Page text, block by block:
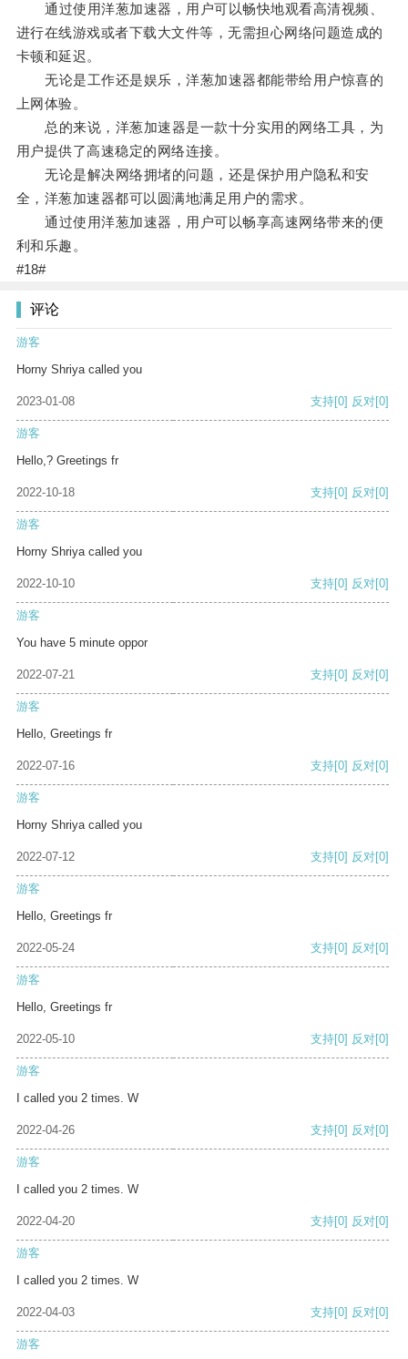
通过使用洋葱加速器，用户可以畅快地观看高清视频、
进行在线游戏或者下载大文件等，无需担心网络问题造成的
卡顿和延迟。
无论是工作还是娱乐，洋葱加速器都能带给用户惊喜的
上网体验。
总的来说，洋葱加速器是一款十分实用的网络工具，为
用户提供了高速稳定的网络连接。
无论是解决网络拥堵的问题，还是保护用户隐私和安
全，洋葱加速器都可以圆满地满足用户的需求。
通过使用洋葱加速器，用户可以畅享高速网络带来的便
利和乐趣。
#18#
评论
游客
Horny Shriya called you
2023-01-08 支持[0] 反对[0]
游客
Hello,? Greetings fr
2022-10-18 支持[0] 反对[0]
游客
Horny Shriya called you
2022-10-10 支持[0] 反对[0]
游客
You have 5 minute oppor
2022-07-21 支持[0] 反对[0]
游客
Hello, Greetings fr
2022-07-16 支持[0] 反对[0]
游客
Horny Shriya called you
2022-07-12 支持[0] 反对[0]
游客
Hello, Greetings fr
2022-05-24 支持[0] 反对[0]
游客
Hello, Greetings fr
2022-05-10 支持[0] 反对[0]
游客
I called you 2 times. W
2022-04-26 支持[0] 反对[0]
游客
I called you 2 times. W
2022-04-20 支持[0] 反对[0]
游客
I called you 2 times. W
2022-04-03 支持[0] 反对[0]
游客